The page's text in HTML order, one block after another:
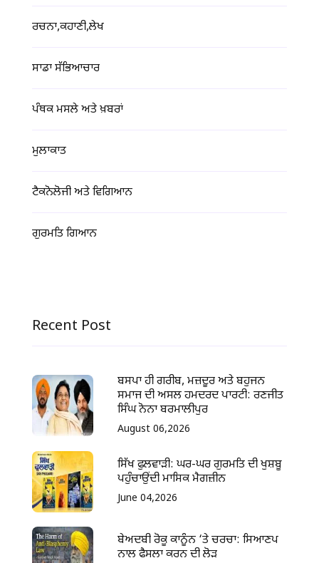
ਰਚਨਾ,ਕਹਾਣੀ,ਲੇਖ
ਸਾਡਾ ਸੱਭਿਆਚਾਰ
ਪੰਥਕ ਮਸਲੇ ਅਤੇ ਖ਼ਬਰਾਂ
ਮੁਲਾਕਾਤ
ਟੈਕਨੋਲੋਜੀ ਅਤੇ ਵਿਗਿਆਨ
ਗੁਰਮਤਿ ਗਿਆਨ
Recent Post
ਬਸਪਾ ਹੀ ਗਰੀਬ, ਮਜ਼ਦੂਰ ਅਤੇ ਬਹੁਜਨ
ਸਮਾਜ ਦੀ ਅਸਲ ਹਮਦਰਦ ਪਾਰਟੀ: ਰਣਜੀਤ
ਸਿੰਘ ਨੋਨਾ ਬਰਮਾਲੀਪੁਰ
August 06,2026
ਸਿੱਖ ਫੁਲਵਾੜੀ: ਘਰ-ਘਰ ਗੁਰਮਤਿ ਦੀ ਖੁਸ਼ਬੂ
ਪਹੁੰਚਾਉਂਦੀ ਮਾਸਿਕ ਮੈਗਜ਼ੀਨ
June 04,2026
ਬੇਅਦਬੀ ਰੋਕੂ ਕਾਨੂੰਨ ‘ਤੇ ਚਰਚਾ: ਸਿਆਣਪ
ਨਾਲ ਫੈਸਲਾ ਕਰਨ ਦੀ ਲੋੜ